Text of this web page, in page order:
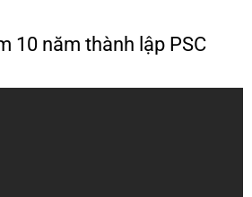
10 năm thành lập PSC